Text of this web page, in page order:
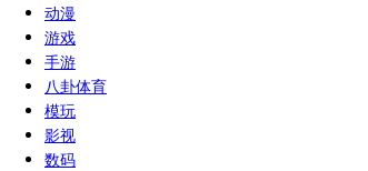
动漫
游戏
手游
八卦体育
模玩
影视
数码